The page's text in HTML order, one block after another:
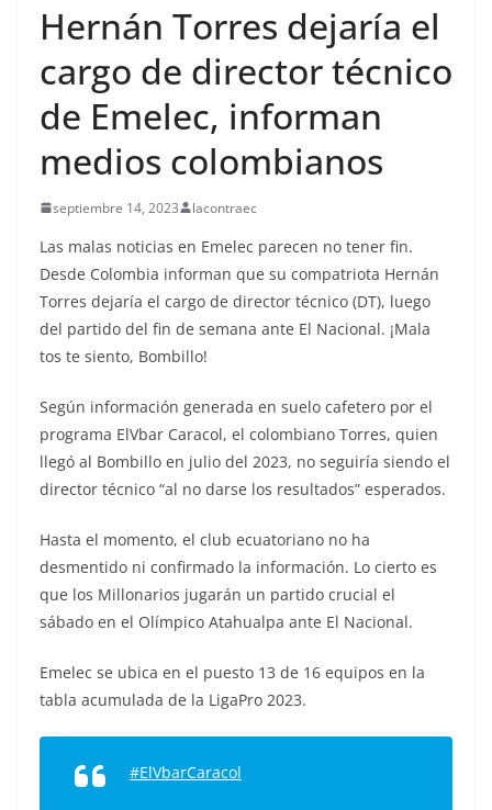
Hernán Torres dejaría el
cargo de director técnico
de Emelec, informan
medios colombianos
septiembre 14, 2023 lacontraec
Las malas noticias en Emelec parecen no tener fin.
Desde Colombia informan que su compatriota Hernán
Torres dejaría el cargo de director técnico (DT), luego
del partido del fin de semana ante El Nacional. ¡Mala
tos te siento, Bombillo!
Según información generada en suelo cafetero por el
programa ElVbar Caracol, el colombiano Torres, quien
llegó al Bombillo en julio del 2023, no seguiría siendo el
director técnico “al no darse los resultados” esperados.
Hasta el momento, el club ecuatoriano no ha
desmentido ni confirmado la información. Lo cierto es
que los Millonarios jugarán un partido crucial el
sábado en el Olímpico Atahualpa ante El Nacional.
Emelec se ubica en el puesto 13 de 16 equipos en la
tabla acumulada de la LigaPro 2023.
#ElVbarCaracol